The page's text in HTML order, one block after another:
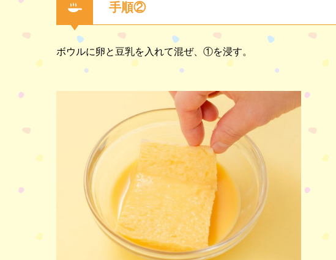
手順②
ボウルに卵と豆乳を入れて混ぜ、①を浸す。